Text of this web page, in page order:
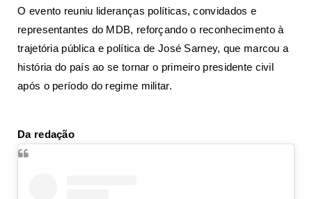
O evento reuniu lideranças políticas, convidados e
representantes do MDB, reforçando o reconhecimento à
trajetória pública e política de José Sarney, que marcou a
história do país ao se tornar o primeiro presidente civil
após o período do regime militar.
Da redação